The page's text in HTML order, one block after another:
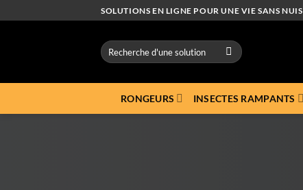
au
SOLUTIONS EN LIGNE POUR UNE VIE SANS
Recherche
pour :
RONGEURS INSECTES RAMPANTS